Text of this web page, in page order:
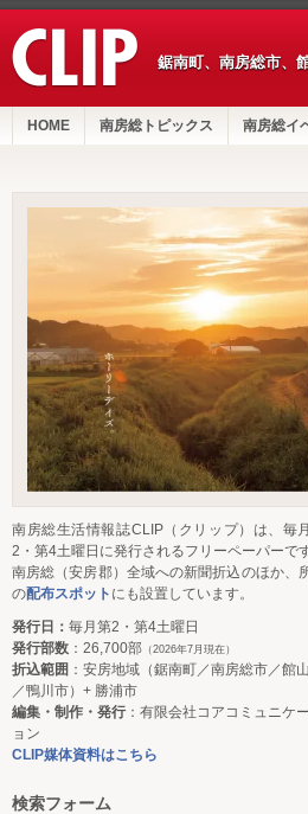
鋸南町、南房総市、
HOME 南房総トピックス 南房総イ
南房総生活情報誌CLIP（クリップ）は、毎
2・第4土曜日に発行されるフリーペーパーです
南房総（安房郡）全域への新聞折込のほか、
の配布スポット にも設置しています。
発行日： 毎月第2・第4土曜日
発行部数 ：26,700部 （2026年7月現在）
折込範囲 ：安房地域（鋸南町／南房総市／館
／鴨川市）+ 勝浦市
編集・制作・発行：有限会社コアコミュニケ
ョン
CLIP媒体資料はこちら
検索フォーム